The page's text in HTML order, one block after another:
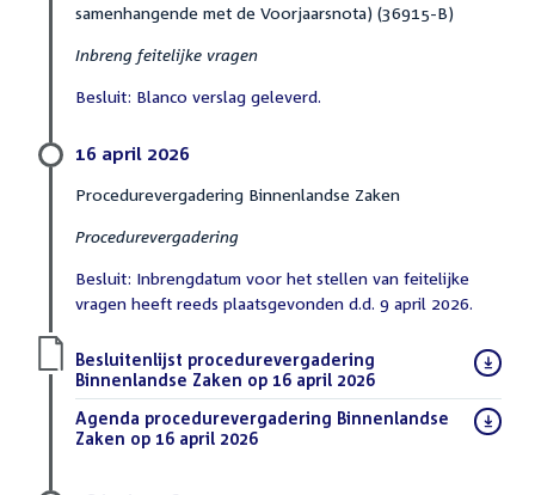
samenhangende met de Voorjaarsnota) (36915-B)
Inbreng feitelijke vragen
Besluit: Blanco verslag geleverd.
16 april 2026
Procedurevergadering Binnenlandse Zaken
Procedurevergadering
Besluit: Inbrengdatum voor het stellen van feitelijke
vragen heeft reeds plaatsgevonden d.d. 9 april 2026.
Download
bestand:
Besluitenlijst procedurevergadering
Binnenlandse Zaken op 16 april 2026
Download
bestand:
Agenda procedurevergadering Binnenlandse
Zaken op 16 april 2026